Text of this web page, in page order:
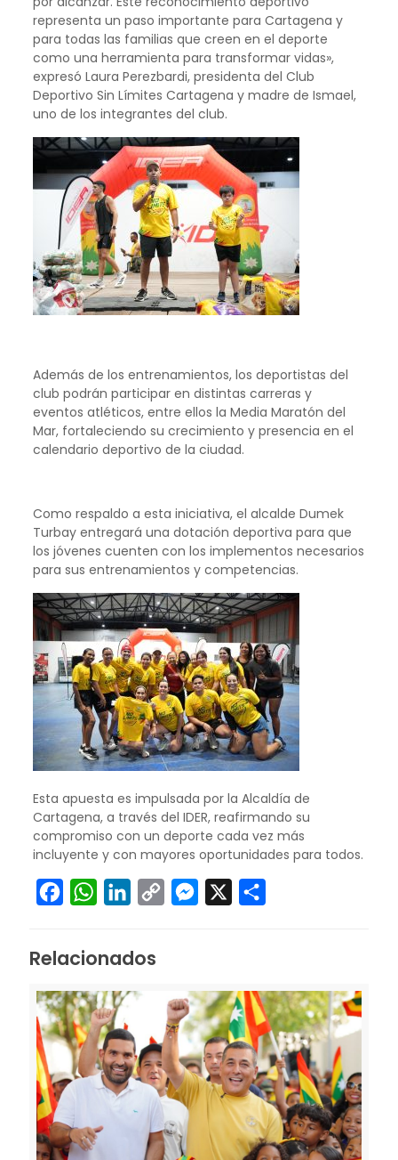
representa un paso importante para Cartagena y
para todas las familias que creen en el deporte
como una herramienta para transformar vidas»,
expresó Laura Perezbardi, presidenta del Club
Deportivo Sin Límites Cartagena y madre de Ismael,
uno de los integrantes del club.
Además de los entrenamientos, los deportistas del
club podrán participar en distintas carreras y
eventos atléticos, entre ellos la Media Maratón del
Mar, fortaleciendo su crecimiento y presencia en el
calendario deportivo de la ciudad.
Como respaldo a esta iniciativa, el alcalde Dumek
Turbay entregará una dotación deportiva para que
los jóvenes cuenten con los implementos necesarios
para sus entrenamientos y competencias.
Esta apuesta es impulsada por la Alcaldía de
Cartagena, a través del IDER, reafirmando su
compromiso con un deporte cada vez más
incluyente y con mayores oportunidades para todos.
FacebookWhatsAppLinkedIn
Copy
Messenger
Relacionados